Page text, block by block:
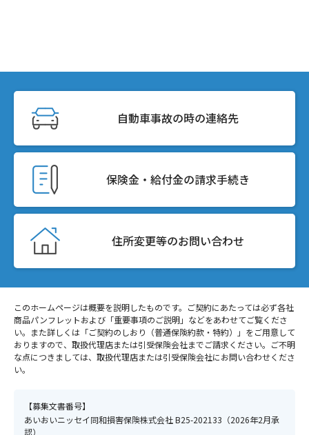
自動車事故の時の連絡先
保険金・給付金の請求手続き
住所変更等のお問い合わせ
このホームページは概要を説明したものです。ご契約にあたっては必ず各社
商品パンフレットおよび「重要事項のご説明」などをあわせてご覧くださ
い。また詳しくは「ご契約のしおり（普通保険約款・特約）」をご用意して
おりますので、取扱代理店または引受保険会社までご請求ください。ご不明
な点につきましては、取扱代理店または引受保険会社にお問い合わせくださ
い。
【募集文書番号】
あいおいニッセイ同和損害保険株式会社 B25-202133（2026年2月承
認）